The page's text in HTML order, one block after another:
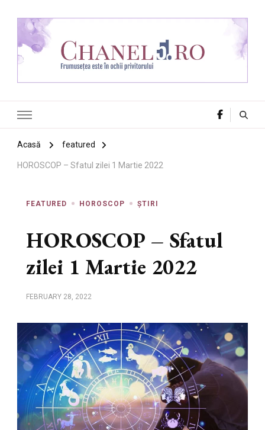
Acasă featured
HOROSCOP – Sfatul zilei 1 Martie 2022
FEATURED HOROSCOP ȘTIRI
HOROSCOP – Sfatul
zilei 1 Martie 2022
FEBRUARY 28, 2022